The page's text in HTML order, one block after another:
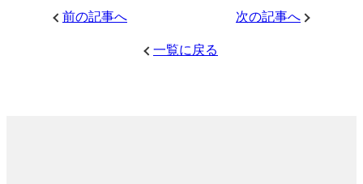
前の記事へ 次の記事へ
一覧に戻る